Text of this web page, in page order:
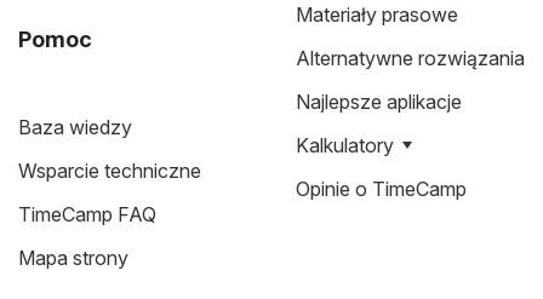
Pomoc
Baza wiedzy
Wsparcie techniczne
TimeCamp FAQ
Mapa strony
Materiały prasowe
Alternatywne rozwiązania
Najlepsze aplikacje
Kalkulatory
Opinie o TimeCamp